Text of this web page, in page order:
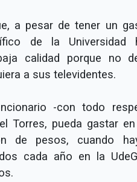
a pesar de tener un
de la Universidad
calidad porque no
a sus televidentes.
-con todo
Torres, pueda gastar
de pesos, cuando
cada año en la